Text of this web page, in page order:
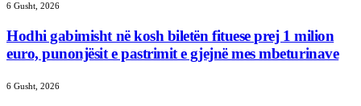
6 Gusht, 2026
Hodhi gabimisht në kosh biletën fituese prej 1 milion
euro, punonjësit e pastrimit e gjejnë mes mbeturinave
6 Gusht, 2026